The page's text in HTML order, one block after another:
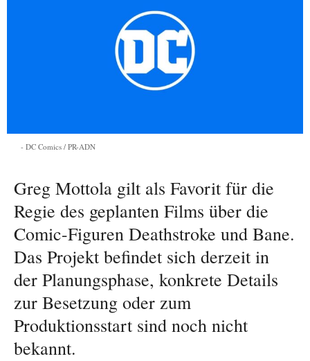
DC Comics / PR-ADN
Greg Mottola gilt als Favorit für die
Regie des geplanten Films über die
Comic-Figuren Deathstroke und Bane.
Das Projekt befindet sich derzeit in
der Planungsphase, konkrete Details
zur Besetzung oder zum
Produktionsstart sind noch nicht
bekannt.